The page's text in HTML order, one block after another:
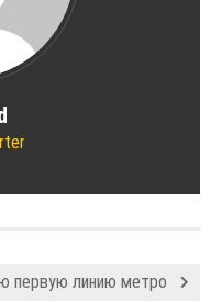
первую линию метро